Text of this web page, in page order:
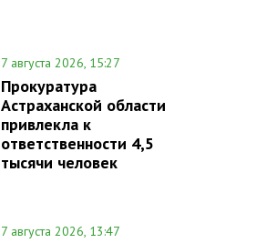
7 августа 2026, 15:27
Прокуратура
Астраханской области
привлекла к
ответственности 4,5
тысячи человек
7 августа 2026, 13:47